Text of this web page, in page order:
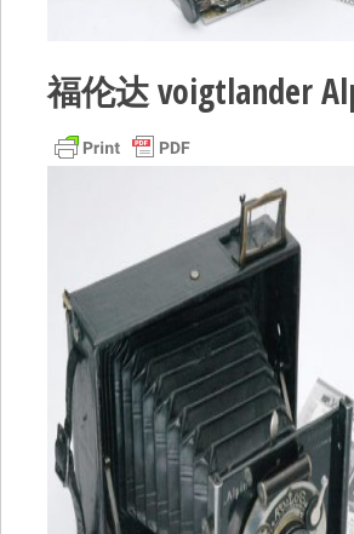
福伦达 voigtlander